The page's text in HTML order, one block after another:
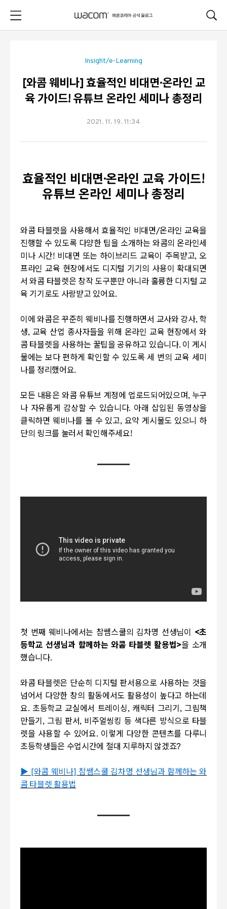
Insight/e-Learning
[와콤 웨비나] 효율적인 비대면·온라인 교
육 가이드! 유튜브 온라인 세미나 총정리
2021. 11. 19. 11:34
효율적인 비대면·온라인 교육 가이드!
유튜브 온라인 세미나 총정리
와콤 타블렛을 사용해서 효율적인 비대면/온라인 교육을
진행할 수 있도록 다양한 팁을 소개하는 와콤의 온라인세
미나 시간! 비대면 또는 하이브리드 교육이 주목받고, 오
프라인 교육 현장에서도 디지털 기기의 사용이 확대되면
서 와콤 타블렛은 창작 도구뿐만 아니라 훌륭한 디지털 교
육 기기로도 사랑받고 있어요.
이에 와콤은 꾸준히 웨비나를 진행하면서 교사와 강사, 학
생, 교육 산업 종사자들을 위해 온라인 교육 현장에서 와
콤 타블렛을 사용하는 꿀팁을 공유하고 있습니다. 이 게시
물에는 보다 편하게 확인할 수 있도록 세 번의 교육 세미
나를 정리했어요.
모든 내용은 와콤 유튜브 계정에 업로드되어있으며, 누구
나 자유롭게 감상할 수 있습니다. 아래 삽입된 동영상을
클릭하면 웨비나를 볼 수 있고, 요약 게시물도 있으니 하
단의 링크를 눌러서 확인해주세요!
첫 번째 웨비나에서는 참쌤스쿨의 김차명 선생님이 <초
등학교 선생님과 함께하는 와콤 타블렛 활용법>을 소개
했습니다.
와콤 타블렛은 단순히 디지털 판서용으로 사용하는 것을
넘어서 다양한 창의 활동에서도 활용성이 높다고 하는데
요. 초등학교 교실에서 트레이싱, 캐릭터 그리기, 그림책
만들기, 그림 판서, 비주얼씽킹 등 색다른 방식으로 타블
렛을 사용할 수 있어요. 이렇게 다양한 콘텐츠를 다루니
초등학생들은 수업시간에 절대 지루하지 않겠죠?
▶ [와콤 웨비나] 참쌤스쿨 김차명 선생님과 함께하는 와
콤 타블렛 활용법